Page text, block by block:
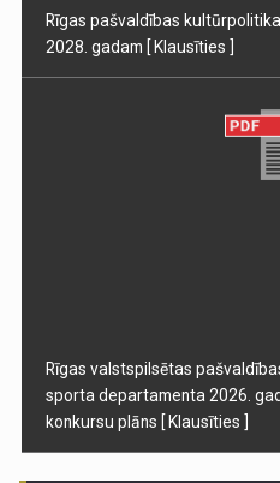
Rīgas pašvaldības
2028. gadam [ Klausīties ]
Rīgas valstspilsētas
sporta departamenta 2026.
konkursu plāns [ Klausīties ]